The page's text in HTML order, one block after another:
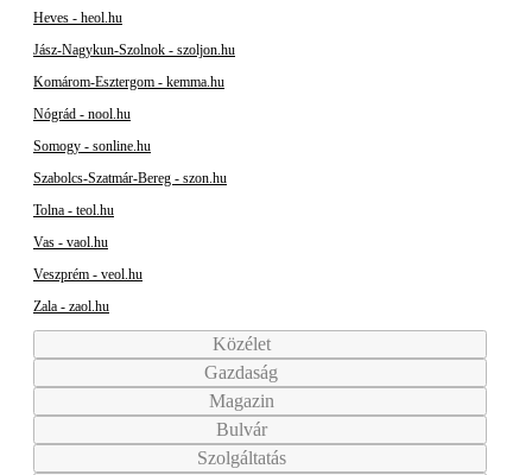
Heves - heol.hu
Jász-Nagykun-Szolnok - szoljon.hu
Komárom-Esztergom - kemma.hu
Nógrád - nool.hu
Somogy - sonline.hu
Szabolcs-Szatmár-Bereg - szon.hu
Tolna - teol.hu
Vas - vaol.hu
Veszprém - veol.hu
Zala - zaol.hu
Közélet
Gazdaság
Magazin
Bulvár
Szolgáltatás